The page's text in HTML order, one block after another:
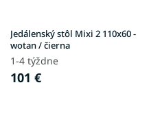
Jedálenský stôl Mixi 2 110x60 -
wotan / čierna
1-4 týždne
101 €